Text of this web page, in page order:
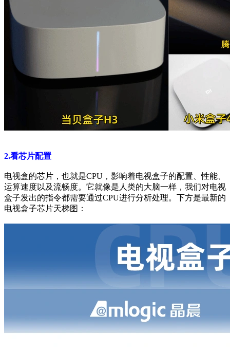
2.看芯片配置
电视盒的芯片，也就是CPU，影响着电视盒子的配置、性能、
运算速度以及流畅度。它就像是人类的大脑一样，我们对电视
盒子发出的指令都需要通过CPU进行分析处理。下方是最新的
电视盒子芯片天梯图：